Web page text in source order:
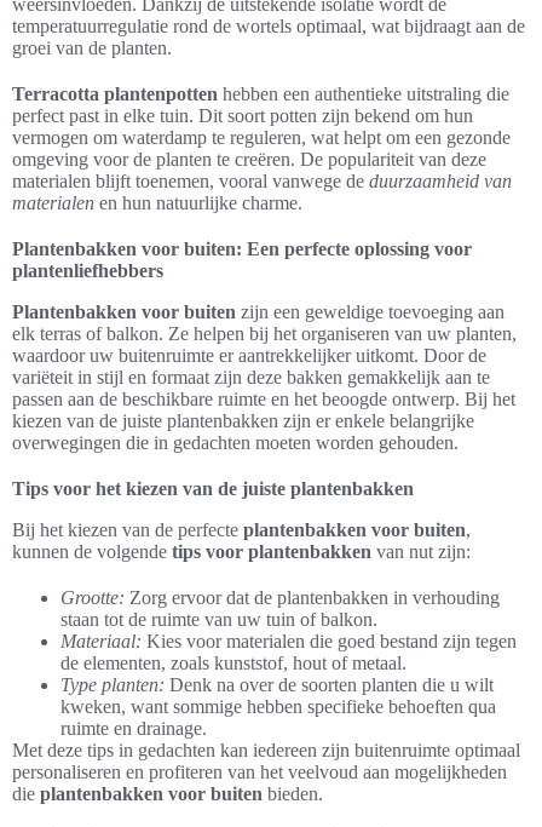
weersinvloeden. Dankzij de uitstekende isolatie wordt de
temperatuurregulatie rond de wortels optimaal, wat bijdraagt aan de
groei van de planten.
Terracotta plantenpotten hebben een authentieke uitstraling die
perfect past in elke tuin. Dit soort potten zijn bekend om hun
vermogen om waterdamp te reguleren, wat helpt om een gezonde
omgeving voor de planten te creëren. De populariteit van deze
materialen blijft toenemen, vooral vanwege de duurzaamheid van
materialen en hun natuurlijke charme.
Plantenbakken voor buiten: Een perfecte oplossing voor
plantenliefhebbers
Plantenbakken voor buiten zijn een geweldige toevoeging aan
elk terras of balkon. Ze helpen bij het organiseren van uw planten,
waardoor uw buitenruimte er aantrekkelijker uitkomt. Door de
variëteit in stijl en formaat zijn deze bakken gemakkelijk aan te
passen aan de beschikbare ruimte en het beoogde ontwerp. Bij het
kiezen van de juiste plantenbakken zijn er enkele belangrijke
overwegingen die in gedachten moeten worden gehouden.
Tips voor het kiezen van de juiste plantenbakken
Bij het kiezen van de perfecte plantenbakken voor buiten,
kunnen de volgende tips voor plantenbakken van nut zijn:
Grootte: Zorg ervoor dat de plantenbakken in verhouding
staan tot de ruimte van uw tuin of balkon.
Materiaal: Kies voor materialen die goed bestand zijn tegen
de elementen, zoals kunststof, hout of metaal.
Type planten: Denk na over de soorten planten die u wilt
kweken, want sommige hebben specifieke behoeften qua
ruimte en drainage.
Met deze tips in gedachten kan iedereen zijn buitenruimte optimaal
personaliseren en profiteren van het veelvoud aan mogelijkheden
die plantenbakken voor buiten bieden.